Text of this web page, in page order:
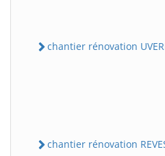
chantier rénovation
chantier rénovation